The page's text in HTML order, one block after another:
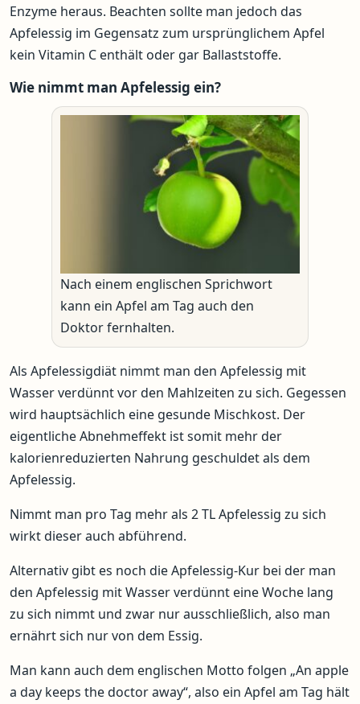
Enzyme heraus. Beachten sollte man jedoch das
Apfelessig im Gegensatz zum ursprünglichem Apfel
kein Vitamin C enthält oder gar Ballaststoffe.
Wie nimmt man Apfelessig ein?
Nach einem englischen Sprichwort
kann ein Apfel am Tag auch den
Doktor fernhalten.
Als Apfelessigdiät nimmt man den Apfelessig mit
Wasser verdünnt vor den Mahlzeiten zu sich. Gegessen
wird hauptsächlich eine gesunde Mischkost. Der
eigentliche Abnehmeffekt ist somit mehr der
kalorienreduzierten Nahrung geschuldet als dem
Apfelessig.
Nimmt man pro Tag mehr als 2 TL Apfelessig zu sich
wirkt dieser auch abführend.
Alternativ gibt es noch die Apfelessig-Kur bei der man
den Apfelessig mit Wasser verdünnt eine Woche lang
zu sich nimmt und zwar nur ausschließlich, also man
ernährt sich nur von dem Essig.
Man kann auch dem englischen Motto folgen „An apple
a day keeps the doctor away“, also ein Apfel am Tag hält